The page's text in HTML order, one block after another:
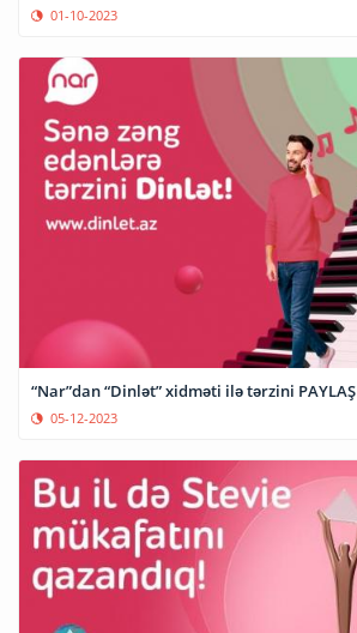
01-10-2023
“Nar”dan “Dinlət” xidməti ilə tərzini PAYLAŞ
05-12-2023